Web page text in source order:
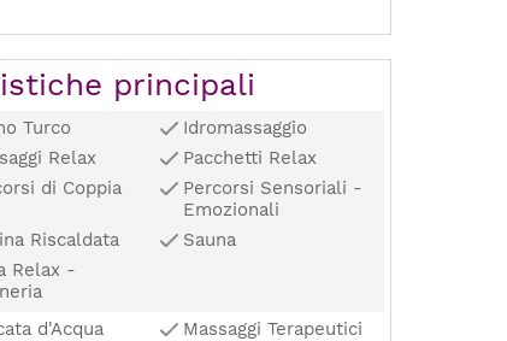
principali
Turco
Idromassaggio
Relax
Pacchetti Relax
di Coppia
Percorsi Sensoriali -
Emozionali
Riscaldata
Sauna
Relax -
d'Acqua
Massaggi Terapeutici